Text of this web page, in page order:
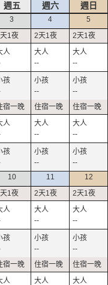
週五 週六 週日
3 4
--
--
--
--
5
--
--
--
--
10 11
--
--
12
--
--